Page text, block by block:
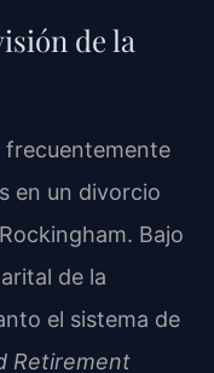
de la
frecuentemente
en un divorcio
Bajo
de la
el sistema de
Retirement